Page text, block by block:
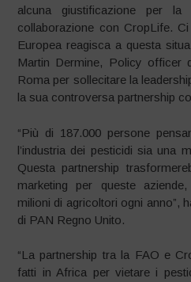
alcuna giustificazione per
collaborazione con CropLife.
Europea reagisca a questa
Martin Dermine, Policy officer
Roma per sollecitare la
la sua controversa partnership
“Più di 187.000 persone
l’industria dei pesticidi sia una
Questa partnership
marketing per queste
milioni di agricoltori ogni anno”,
di PAN Regno Unito.
“La partnership tra la FAO e
fatti in Africa per vietare i